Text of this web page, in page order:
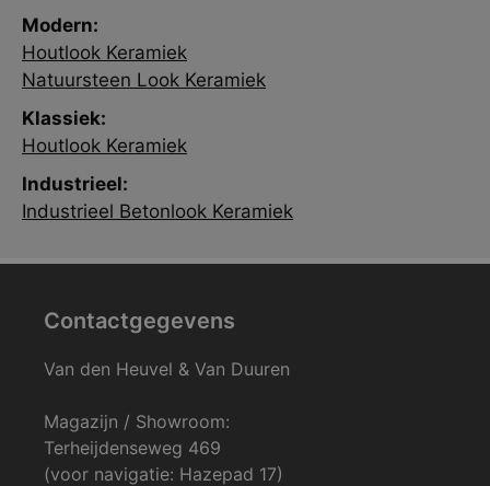
Modern:
Houtlook Keramiek
Natuursteen Look Keramiek
Klassiek:
Houtlook Keramiek
Industrieel:
Industrieel Betonlook Keramiek
Contactgegevens
Van den Heuvel & Van Duuren
Magazijn / Showroom:
Terheijdenseweg 469
(voor navigatie: Hazepad 17)